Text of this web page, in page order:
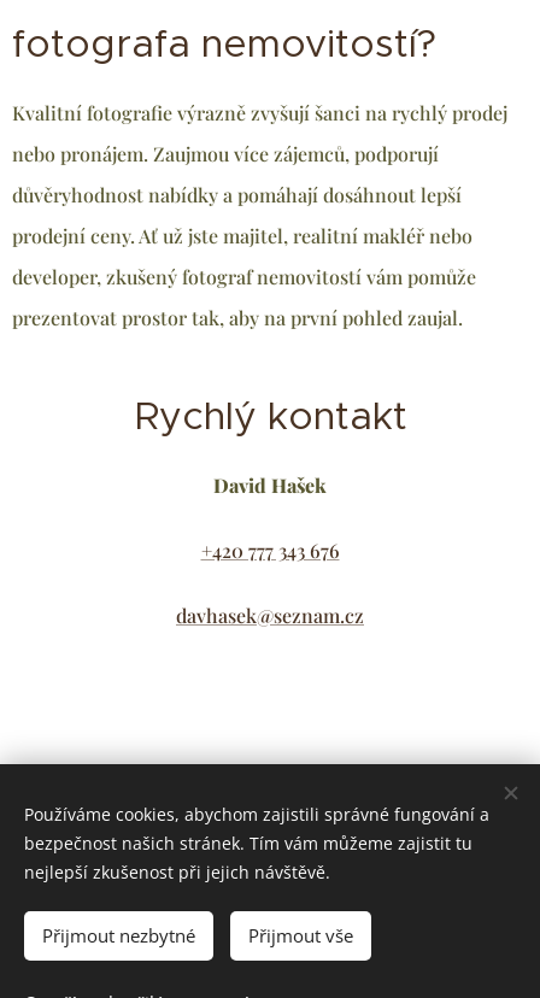
fotografa nemovitostí?
Kvalitní fotografie výrazně zvyšují šanci na rychlý prodej
nebo pronájem. Zaujmou více zájemců, podporují
důvěryhodnost nabídky a pomáhají dosáhnout lepší
prodejní ceny. Ať už jste majitel, realitní makléř nebo
developer, zkušený fotograf nemovitostí vám pomůže
prezentovat prostor tak, aby na první pohled zaujal.
Rychlý kontakt
David Hašek
+420 777 343 676
davhasek@seznam.cz
Share
Používáme cookies, abychom zajistili správné fungování a
bezpečnost našich stránek. Tím vám můžeme zajistit tu
nejlepší zkušenost při jejich návštěvě.
Přijmout nezbytné Přijmout vše